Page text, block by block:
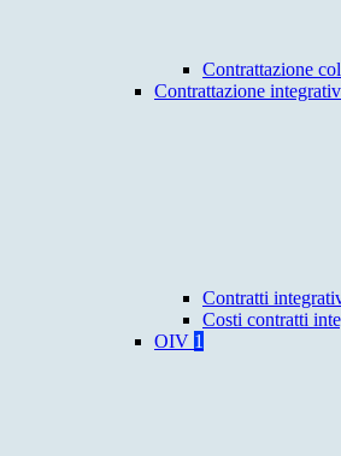
Contrattazione
Contrattazione
Contratti
Costi contratti
OIV 1